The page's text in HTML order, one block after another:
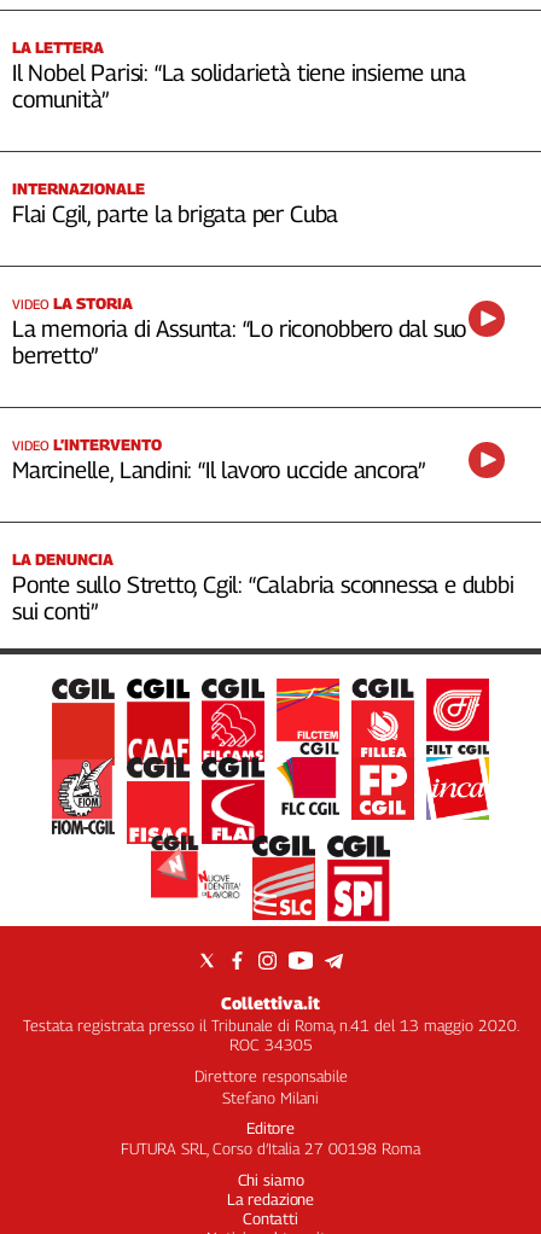
LA LETTERA
Il Nobel Parisi: “La solidarietà tiene insieme una
comunità”
INTERNAZIONALE
Flai Cgil, parte la brigata per Cuba
VIDEO LA STORIA
La memoria di Assunta: “Lo riconobbero dal suo
berretto”
VIDEO L’INTERVENTO
Marcinelle, Landini: “Il lavoro uccide ancora”
LA DENUNCIA
Ponte sullo Stretto, Cgil: “Calabria sconnessa e dubbi
sui conti”
Collettiva.it
Testata registrata presso il Tribunale di Roma, n.41 del 13 maggio 2020.
ROC 34305
Direttore responsabile
Stefano Milani
Editore
FUTURA SRL, Corso d’Italia 27 00198 Roma
Chi siamo
La redazione
Contatti